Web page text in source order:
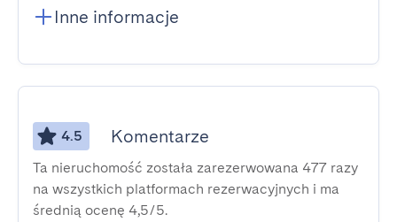
Inne informacje
4.5 Komentarze
Ta nieruchomość została zarezerwowana 477 razy
na wszystkich platformach rezerwacyjnych i ma
średnią ocenę 4,5/5.